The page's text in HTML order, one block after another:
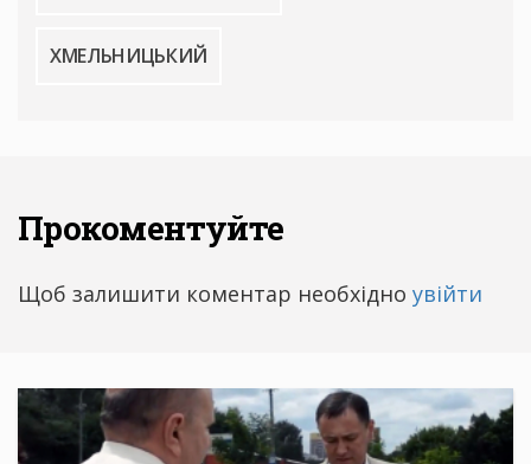
ХМЕЛЬНИЦЬКИЙ
Прокоментуйте
Щоб залишити коментар необхідно увійти